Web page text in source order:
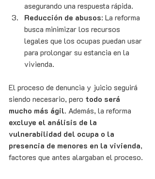
asegurando una respuesta rápida.
Reducción de abusos: La reforma
busca minimizar los recursos
legales que los ocupas puedan usar
para prolongar su estancia en la
vivienda.
El proceso de denuncia y juicio seguirá
siendo necesario, pero todo será
mucho más ágil. Además, la reforma
excluye el análisis de la
vulnerabilidad del ocupa o la
presencia de menores en la vivienda,
factores que antes alargaban el proceso.